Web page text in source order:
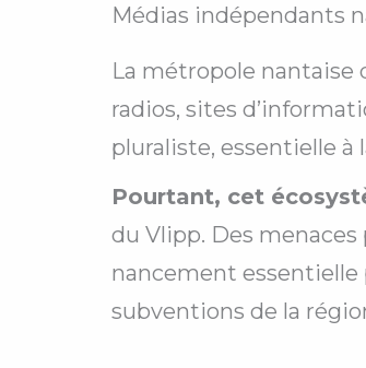
Médias indépendants
La métropole nantaise
radios, sites
pluraliste, essentielle à
Pourtant, cet
du Vlipp. Des
nancement essentielle
subventions de la